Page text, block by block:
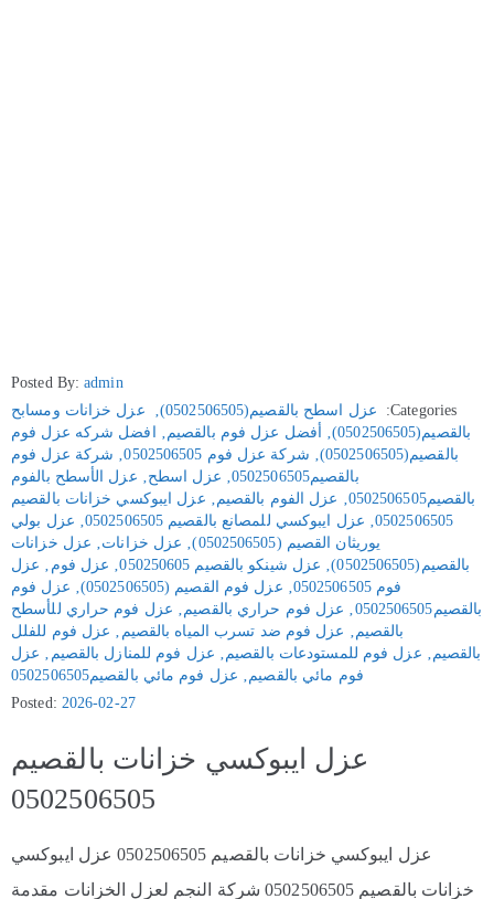
Posted By:admin
Categories:
عزل اسطح بالقصيم(0502506505) ‚
عزل خزانات ومسابح
بالقصيم(0502506505)
‚ أفضل عزل فوم بالقصيم‚
افضل شركه عزل فوم
بالقصيم(0502506505)
‚ شركة عزل فوم 0502506505 ‚ شركة عزل فوم
بالقصيم0502506505
‚ عزل اسطح‚ عزل الأسطح بالفوم
بالقصيم0502506505
‚ عزل الفوم بالقصيم‚ عزل ايبوكسي خزانات بالقصيم
0502506505
‚ عزل ايبوكسي للمصانع بالقصيم 0502506505 ‚ عزل بولي
يوريثان القصيم (0502506505)
‚ عزل خزانات‚ عزل خزانات
بالقصيم(0502506505)
‚ عزل شينكو بالقصيم 050250605 ‚ عزل فوم ‚ عزل
فوم 0502506505
‚ عزل فوم القصيم (0502506505) ‚ عزل فوم
بالقصيم0502506505
‚ عزل فوم حراري بالقصيم‚ عزل فوم حراري للأسطح
بالقصيم‚ عزل فوم ضد تسرب المياه بالقصيم ‚ عزل فوم للفلل
بالقصيم‚ عزل فوم للمستودعات بالقصيم‚ عزل فوم للمنازل بالقصيم ‚ عزل
فوم مائي بالقصيم‚ عزل فوم مائي بالقصيم0502506505
Posted: 2026-02-27
عزل ايبوكسي خزانات بالقصيم
0502506505
عزل ايبوكسي خزانات بالقصيم 0502506505 عزل ايبوكسي
خزانات بالقصيم 0502506505 شركة النجم لعزل الخزانات مقدمة